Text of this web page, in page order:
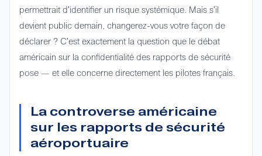
permettrait d'identifier un risque systémique. Mais s'il
devient public demain, changerez-vous votre façon de
déclarer ? C'est exactement la question que le débat
américain sur la confidentialité des rapports de sécurité
pose — et elle concerne directement les pilotes français.
La controverse américaine
sur les rapports de sécurité
aéroportuaire